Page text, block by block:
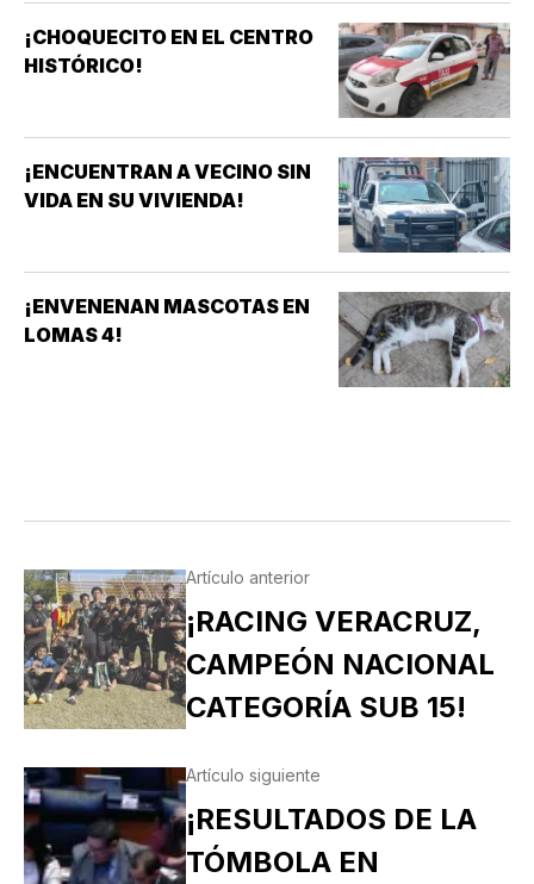
¡CHOQUECITO EN EL CENTRO
HISTÓRICO!
¡ENCUENTRAN A VECINO SIN
VIDA EN SU VIVIENDA!
¡ENVENENAN MASCOTAS EN
LOMAS 4!
Artículo anterior
¡RACING VERACRUZ,
CAMPEÓN NACIONAL
CATEGORÍA SUB 15!
Artículo siguiente
¡RESULTADOS DE LA
TÓMBOLA EN